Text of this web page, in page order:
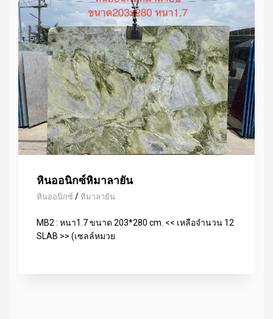
หินออนิกซ์หิมาลายัน
หินออนิกซ์ / หิมาลายัน
MB2 : หนา1.7 ขนาด 203*280 cm. << เหลือจำนวน 12
SLAB >> (เซลล์หมวย